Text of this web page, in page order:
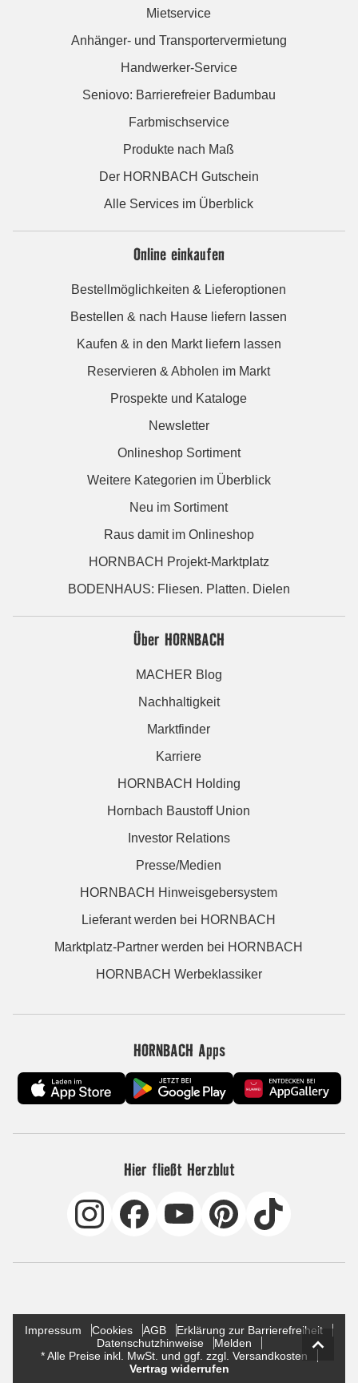
Mietservice
Anhänger- und Transportervermietung
Handwerker-Service
Seniovo: Barrierefreier Badumbau
Farbmischservice
Produkte nach Maß
Der HORNBACH Gutschein
Alle Services im Überblick
Online einkaufen
Bestellmöglichkeiten & Lieferoptionen
Bestellen & nach Hause liefern lassen
Kaufen & in den Markt liefern lassen
Reservieren & Abholen im Markt
Prospekte und Kataloge
Newsletter
Onlineshop Sortiment
Weitere Kategorien im Überblick
Neu im Sortiment
Raus damit im Onlineshop
HORNBACH Projekt-Marktplatz
BODENHAUS: Fliesen. Platten. Dielen
Über HORNBACH
MACHER Blog
Nachhaltigkeit
Marktfinder
Karriere
HORNBACH Holding
Hornbach Baustoff Union
Investor Relations
Presse/Medien
HORNBACH Hinweisgebersystem
Lieferant werden bei HORNBACH
Marktplatz-Partner werden bei HORNBACH
HORNBACH Werbeklassiker
HORNBACH Apps
Hier fließt Herzblut
Impressum Cookies AGB
Erklärung zur Barrierefreiheit
Datenschutzhinweise
Melden
* Alle Preise inkl. MwSt. und ggf. zzgl. Versandkosten
Vertrag widerrufen